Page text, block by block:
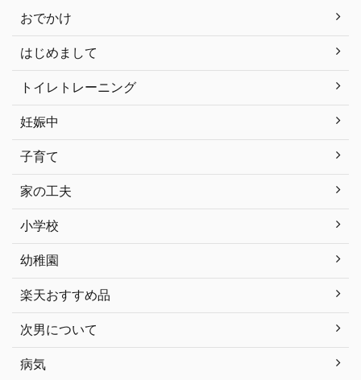
おでかけ
はじめまして
トイレトレーニング
妊娠中
子育て
家の工夫
小学校
幼稚園
楽天おすすめ品
次男について
病気